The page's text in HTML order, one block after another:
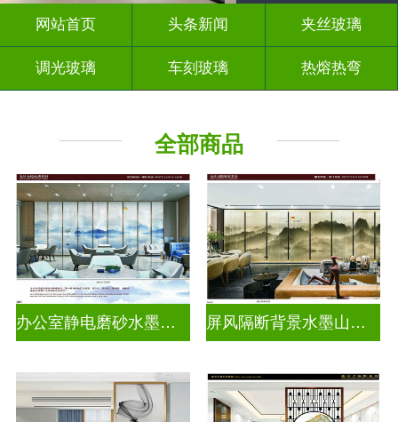
网站首页 头条新闻 夹丝玻璃
调光玻璃 车刻玻璃 热熔热弯
全部商品
办公室静电磨砂水墨山水画玻璃 屏风隔断背景水墨山水画玻璃